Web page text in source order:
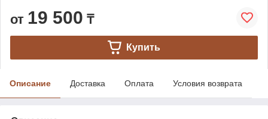
от 19 500 ₸
Купить
Описание Доставка Оплата Условия возврата